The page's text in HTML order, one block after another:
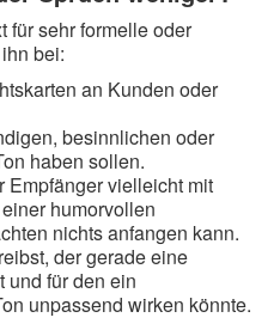
für sehr formelle oder
bei:
an Kunden oder
besinnlichen oder
haben sollen.
Empfänger vielleicht mit
humorvollen
nichts anfangen kann.
der gerade eine
und für den ein
unpassend wirken könnte.